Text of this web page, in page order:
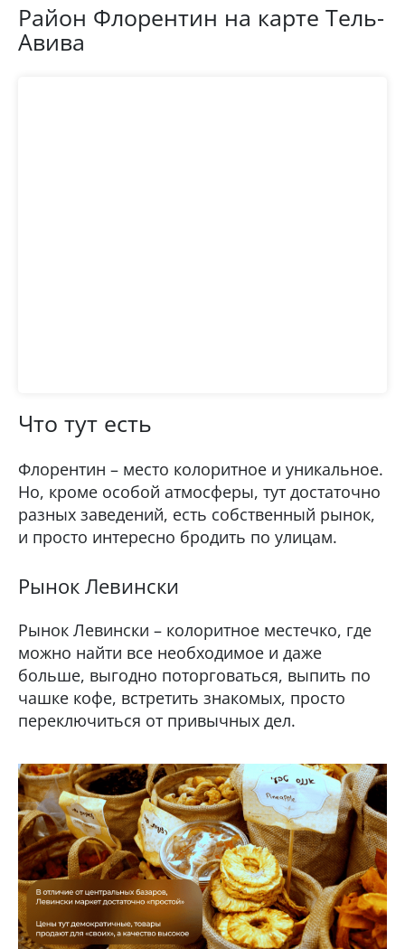
Район Флорентин на карте Тель-
Авива
Что тут есть
Флорентин – место колоритное и уникальное.
Но, кроме особой атмосферы, тут достаточно
разных заведений, есть собственный рынок,
и просто интересно бродить по улицам.
Рынок Левински
Рынок Левински – колоритное местечко, где
можно найти все необходимое и даже
больше, выгодно поторговаться, выпить по
чашке кофе, встретить знакомых, просто
переключиться от привычных дел.